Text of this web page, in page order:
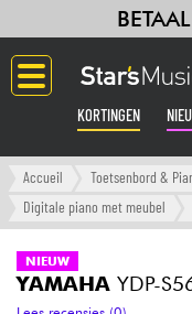
KORTINGEN
Langue
Versterker &
Accueil Toetsenbord &
Digitale piano met meubel
NIEUW
YAMAHA YDP-